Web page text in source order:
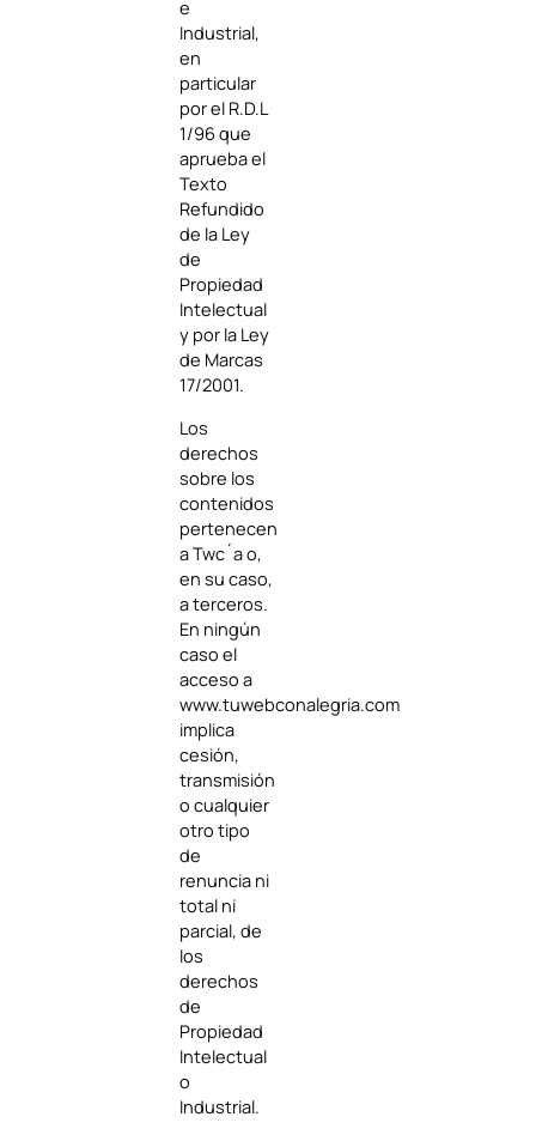
e
Industrial,
en
particular
por el R.D.L
1/96 que
aprueba el
Texto
Refundido
de la Ley
de
Propiedad
Intelectual
y por la Ley
de Marcas
17/2001.
Los
derechos
sobre los
contenidos
pertenecen
a Twc´a o,
en su caso,
a terceros.
En ningún
caso el
acceso a
www.tuwebconalegria.com
implica
cesión,
transmisión
o cualquier
otro tipo
de
renuncia ni
total ni
parcial, de
los
derechos
de
Propiedad
Intelectual
o
Industrial.